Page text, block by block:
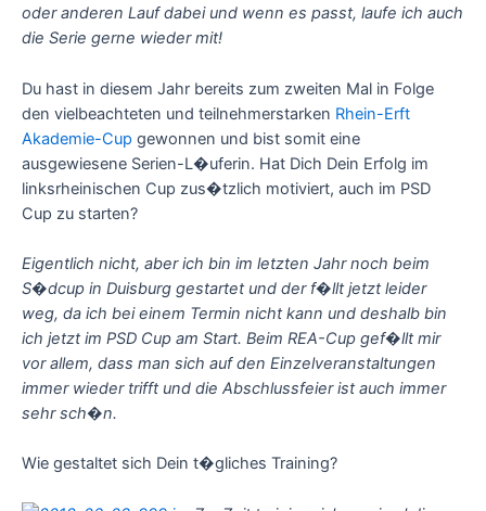
oder anderen Lauf dabei und wenn es passt, laufe ich auch
die Serie gerne wieder mit!
Du hast in diesem Jahr bereits zum zweiten Mal in Folge
den vielbeachteten und teilnehmerstarken Rhein-Erft
Akademie-Cup gewonnen und bist somit eine
ausgewiesene Serien-L�uferin. Hat Dich Dein Erfolg im
linksrheinischen Cup zus�tzlich motiviert, auch im PSD
Cup zu starten?
Eigentlich nicht, aber ich bin im letzten Jahr noch beim
S�dcup in Duisburg gestartet und der f�llt jetzt leider
weg, da ich bei einem Termin nicht kann und deshalb bin
ich jetzt im PSD Cup am Start. Beim REA-Cup gef�llt mir
vor allem, dass man sich auf den Einzelveranstaltungen
immer wieder trifft und die Abschlussfeier ist auch immer
sehr sch�n.
Wie gestaltet sich Dein t�gliches Training?